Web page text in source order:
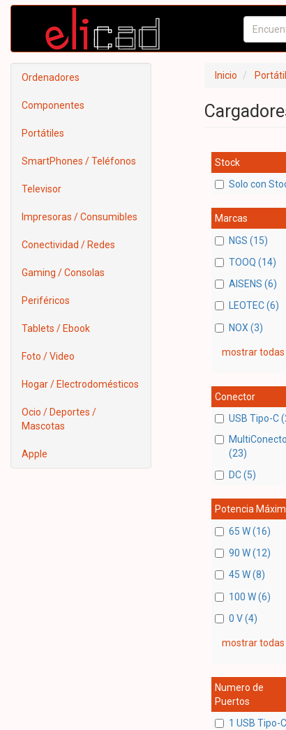
Ordenadores
Componentes
Portátiles
SmartPhones / Teléfonos
Televisor
Impresoras / Consumibles
Conectividad / Redes
Gaming / Consolas
Periféricos
Tablets / Ebook
Foto / Video
Hogar / Electrodomésticos
Ocio / Deportes /
Mascotas
Apple
Inicio
Stock
Solo con
Marcas
NGS (15)
TOOQ (14)
AISENS (6)
LEOTEC (6)
NOX (3)
mostrar todas
Conector
USB Tipo-C
(23)
DC (5)
Potencia
65 W (16)
90 W (12)
45 W (8)
100 W (6)
0 V (4)
mostrar todas
Numero de
Puertos
1 USB Tipo-